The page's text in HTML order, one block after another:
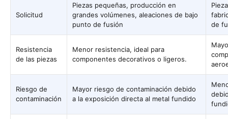
Solicitud
Piezas pequeñas, producción en
grandes volúmenes, aleaciones de bajo
punto de fusión
de
Resistencia
de las piezas
Menor resistencia, ideal para
componentes decorativos o ligeros.
Riesgo de
contaminación
Mayor riesgo de contaminación debido
a la exposición directa al metal fundido